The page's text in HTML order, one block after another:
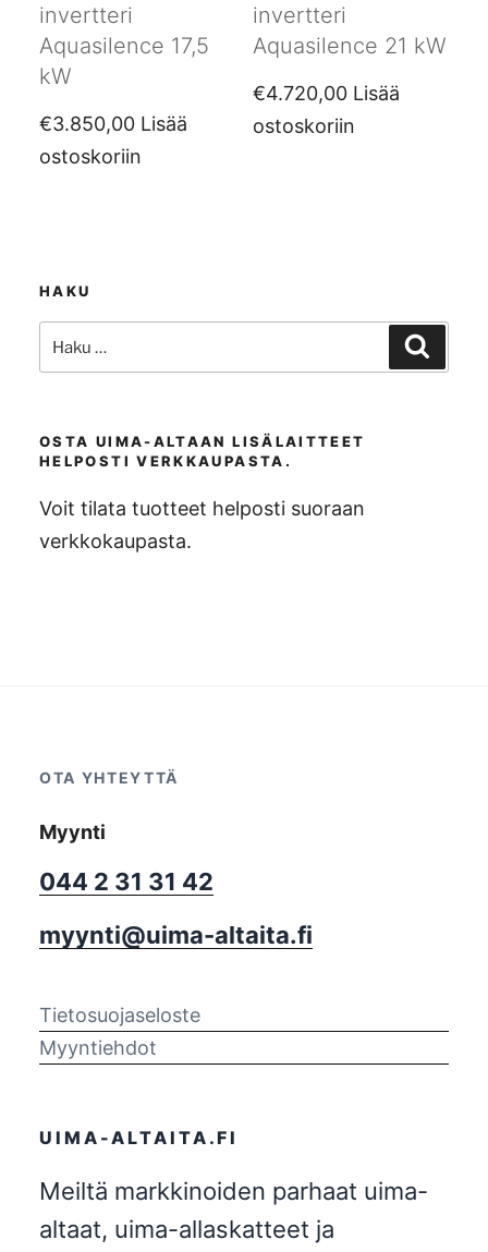
invertteri
Aquasilence 17,5
kW
€3.850,00 Lisää
ostoskoriin
invertteri
Aquasilence 21 kW
€4.720,00 Lisää
ostoskoriin
HAKU
Etsi:
OSTA UIMA-ALTAAN LISÄLAITTEET
HELPOSTI VERKKAUPASTA.
Voit tilata tuotteet helposti suoraan
verkkokaupasta.
OTA YHTEYTTÄ
Myynti
044 2 31 31 42
myynti@uima-altaita.fi
Tietosuojaseloste
Myyntiehdot
UIMA-ALTAITA.FI
Meiltä markkinoiden parhaat uima-
altaat, uima-allaskatteet ja